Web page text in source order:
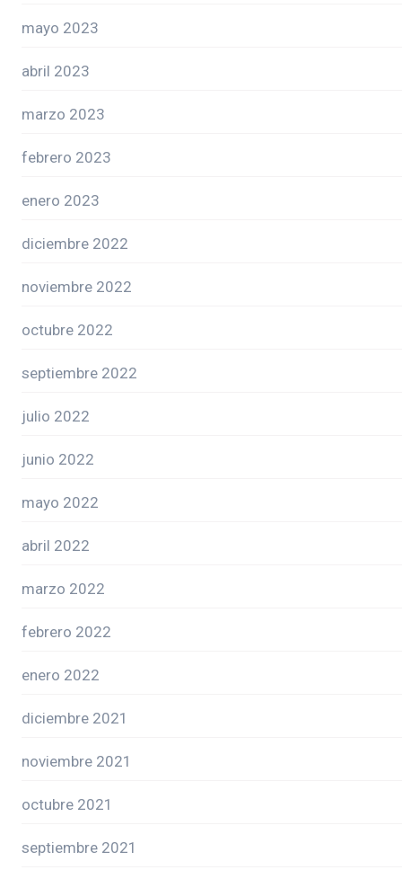
mayo 2023
abril 2023
marzo 2023
febrero 2023
enero 2023
diciembre 2022
noviembre 2022
octubre 2022
septiembre 2022
julio 2022
junio 2022
mayo 2022
abril 2022
marzo 2022
febrero 2022
enero 2022
diciembre 2021
noviembre 2021
octubre 2021
septiembre 2021